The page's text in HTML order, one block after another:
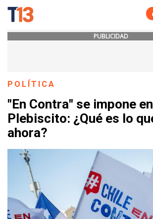
PUBLICIDAD
POLÍTICA
"En Contra" se impone
Plebiscito: ¿Qué es lo
ahora?